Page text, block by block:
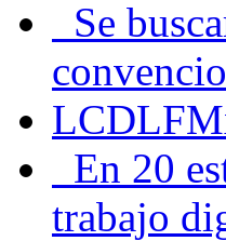
Se
En 20
trabajo